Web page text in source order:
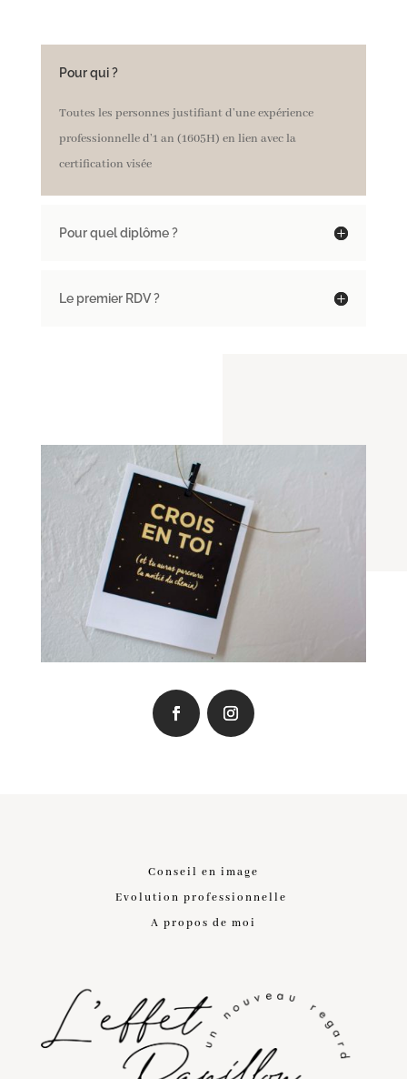
Pour qui ?
Toutes les personnes justifiant d’une expérience
professionnelle d’1 an (1605H) en lien avec la
certification visée
Pour quel diplôme ?
Le premier RDV ?
Conseil en image
Evolution professionnelle
A propos de moi